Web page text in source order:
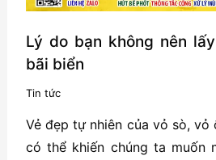
Lý do bạn không nên
bãi biển
Tin tức
Vẻ đẹp tự nhiên của vỏ sò,
có thể khiến chúng ta muốn